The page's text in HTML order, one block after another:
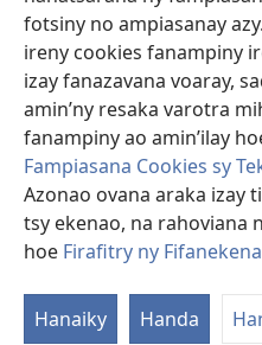
fotsiny no ampiasanay
ireny cookies fanampiny
izay fanazavana voaray,
amin’ny resaka varotra
fanampiny ao amin’ilay
Fampiasana Cookies sy
Azonao ovana araka izay
tsy ekenao, na rahoviana
hoe Firafitry ny Fifanekena
Hanaiky Handa
rohy)
JW Library
Watchtower Library ®
Copyright© 2026 Watch Tower
FIFANEKENA| FIFANEKENA
NY